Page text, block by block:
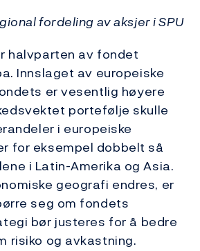
fordeling av aksjer i SPU
halvparten av fondet
Innslaget av europeiske
er vesentlig høyere
portefølje skulle
i europeiske
for eksempel dobbelt så
i Latin-Amerika og Asia.
geografi endres, er
seg om fondets
bør justeres for å bedre
risiko og avkastning.